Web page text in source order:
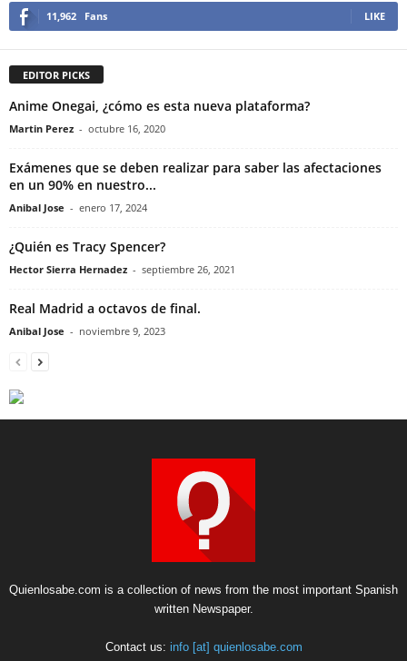
11,962 Fans LIKE
EDITOR PICKS
Anime Onegai, ¿cómo es esta nueva plataforma?
Martin Perez - octubre 16, 2020
Exámenes que se deben realizar para saber las afectaciones
en un 90% en nuestro...
Anibal Jose - enero 17, 2024
¿Quién es Tracy Spencer?
Hector Sierra Hernadez - septiembre 26, 2021
Real Madrid a octavos de final.
Anibal Jose - noviembre 9, 2023
Quienlosabe.com is a collection of news from the most important Spanish
written Newspaper.
Contact us: info [at] quienlosabe.com